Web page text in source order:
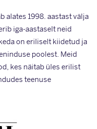
alates 1998. aastast välja
iga-aastaselt neid
on eriliselt kiidetud ja
poolest. Meid
kes näitab üles erilist
teenuse